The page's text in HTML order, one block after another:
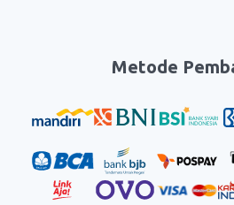
Metode